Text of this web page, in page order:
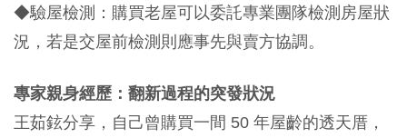
◆驗屋檢測：購買老屋可以委託專業團隊檢測房屋狀
況，若是交屋前檢測則應事先與賣方協調。
專家親身經歷：翻新過程的突發狀況
王茹鉉分享，自己曾購買一間 50 年屋齡的透天厝，